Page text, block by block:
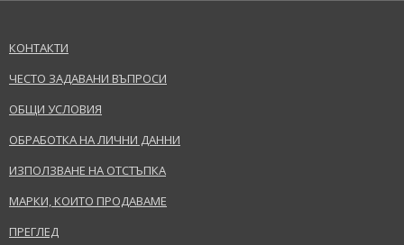
КОНТАКТИ
ЧЕСТО ЗАДАВАНИ ВЪПРОСИ
ОБЩИ УСЛОВИЯ
ОБРАБОТКА НА ЛИЧНИ ДАННИ
ИЗПОЛЗВАНЕ НА ОТСТЪПКА
МАРКИ, КОИТО ПРОДАВАМЕ
ПРЕГЛЕД